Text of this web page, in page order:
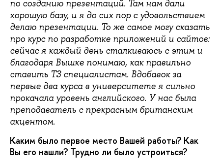
по созданию презентаций. Там нам дали
хорошую базу, и я до сих пор с удовольствием
делаю презентации. То же самое могу сказать
про курс по разработке приложений и сайтов:
сейчас я каждый день сталкиваюсь с этим и
благодаря Вышке понимаю, как правильно
ставить ТЗ специалистам. Вдобавок за
первые два курса в университете я сильно
прокачала уровень английского. У нас была
преподаватель с прекрасным британским
акцентом.
Каким было первое место Вашей работы? Как
Вы его нашли? Трудно ли было устроиться?